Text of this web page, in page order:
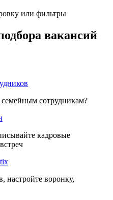
или фильтры
вакансий
семейным сотрудникам?
кадровые
настройте воронку,